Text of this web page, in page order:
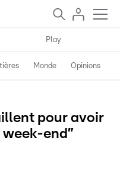
Play
Monde Opinions
pour avoir
end”